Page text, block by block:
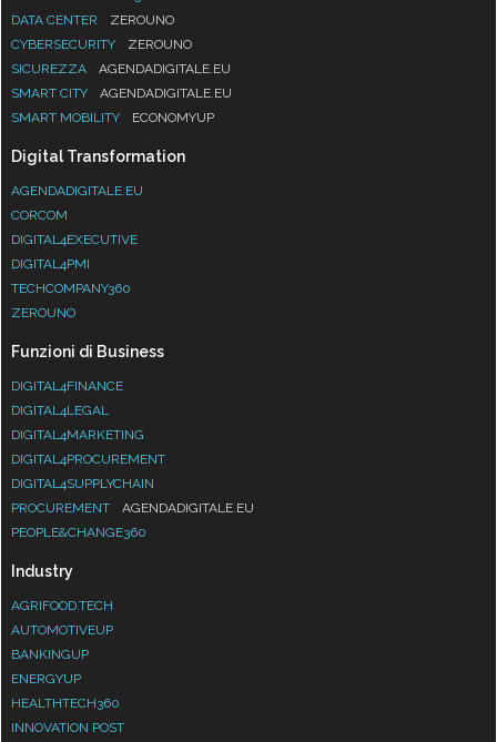
DATA CENTER
ZEROUNO
CYBERSECURITY
ZEROUNO
SICUREZZA
AGENDADIGITALE.EU
SMART CITY
AGENDADIGITALE.EU
SMART MOBILITY
ECONOMYUP
Digital Transformation
AGENDADIGITALE.EU
CORCOM
DIGITAL4EXECUTIVE
DIGITAL4PMI
TECHCOMPANY360
ZEROUNO
Funzioni di Business
DIGITAL4FINANCE
DIGITAL4LEGAL
DIGITAL4MARKETING
DIGITAL4PROCUREMENT
DIGITAL4SUPPLYCHAIN
PROCUREMENT
AGENDADIGITALE.EU
PEOPLE&CHANGE360
Industry
AGRIFOOD.TECH
AUTOMOTIVEUP
BANKINGUP
ENERGYUP
HEALTHTECH360
INNOVATION POST